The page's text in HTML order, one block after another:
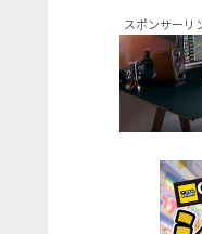
スポンサーリ